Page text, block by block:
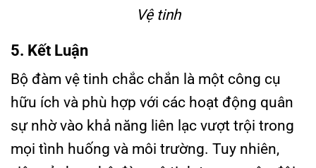
Vệ tinh
5. Kết Luận
Bộ đàm vệ tinh chắc chắn là một công cụ
hữu ích và phù hợp với các hoạt động quân
sự nhờ vào khả năng liên lạc vượt trội trong
mọi tình huống và môi trường. Tuy nhiên,